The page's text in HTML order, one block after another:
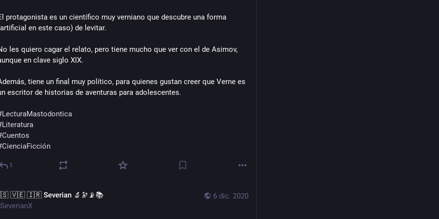
CienciaFicción
protagonista es un científico muy verniano que descubre una forma
en este caso) de levitar.
les quiero cagar el relato, pero tiene mucho que ver con el de Asimov,
en clave siglo XIX.
tiene un final muy político, para quienes gustan creer que Verne es
escritor de historias de aventuras para adolescentes.
LecturaMastodontica
Literatura
Cuentos
CienciaFicción
1
6 dic. 2020
🇻🇪 🇮🇷 Severian 🔬🔭📡📚